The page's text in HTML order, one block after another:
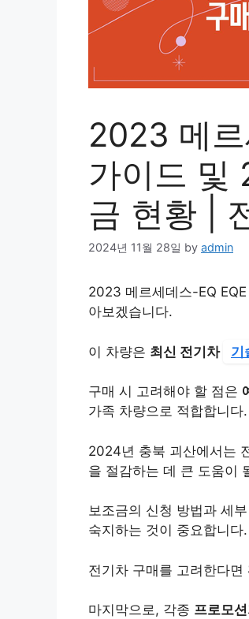
2023 메
가이드 및
금 현황 |
2024년 11월 28일 by admin
2023 메르세데스-EQ
아보겠습니다.
이 차량은 최신 전기차 기
구매 시 고려해야 할 점은
가족 차량으로 적합합니다.
2024년 충북 괴산에서는
을 절감하는 데 큰 도움이
보조금의 신청 방법과 세
숙지하는 것이 중요합니다.
전기차 구매를 고려한다면
마지막으로, 각종 프로모션